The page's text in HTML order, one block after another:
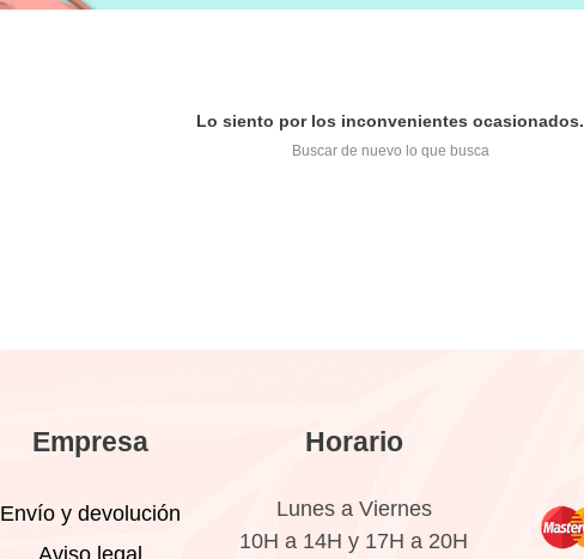
Lo siento por los inconvenientes ocasionados.
Buscar de nuevo lo que busca
Empresa
Envío y devolución
Aviso legal
Horario
Lunes a Viernes
10H a 14H y 17H a 20H